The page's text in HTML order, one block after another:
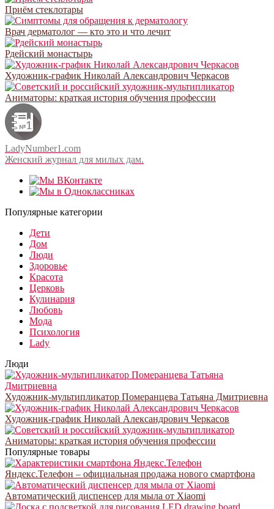
Приём стеклотары
Врач дерматолог — кто это и что лечит
Рдейский монастырь
Художник-график Николай Александрович Черкасов
Аниматоры: краткая история обучения профессии
LadyNumber1.com
Женский журнал для милых дам.
Популярные категории
Дети
Дом
Люди
Здоровье
Красота
Церковь
Кулинария
Любовь
Мода
Психология
Lady
Люди
Художник-мультипликатор Померанцева Татьяна Дмитриевна
Художник-график Николай Александрович Черкасов
Аниматоры: краткая история обучения профессии
Популярные товары
Яндекс.Телефон – официальная продажа нового смартфона
Автоматический диспенсер для мыла от Xiaomi